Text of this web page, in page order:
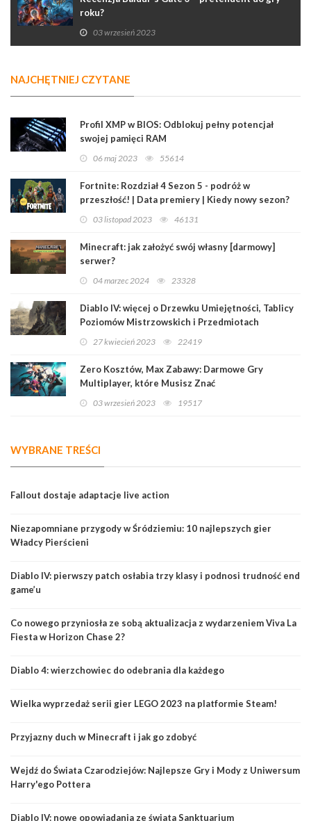
roku?
03 wrzesień 2023
NAJCHĘTNIEJ CZYTANE
Profil XMP w BIOS: Odblokuj pełny potencjał
swojej pamięci RAM
06 maj 2023 55614
Fortnite: Rozdział 4 Sezon 5 - podróż w
przeszłość! | Data premiery | Kiedy nowy sezon?
03 listopad 2023 46131
Minecraft: jak założyć swój własny [darmowy]
serwer?
04 marzec 2024 23328
Diablo IV: więcej o Drzewku Umiejętności, Tablicy
Poziomów Mistrzowskich i Przedmiotach
Legendarnych
27 kwiecień 2023 22419
Zero Kosztów, Max Zabawy: Darmowe Gry
Multiplayer, które Musisz Znać
03 wrzesień 2023 19517
WYBRANE TREŚCI
Fallout dostaje adaptacje live action
Niezapomniane przygody w Śródziemiu: 10 najlepszych gier
Władcy Pierścieni
Diablo IV: pierwszy patch osłabia trzy klasy i podnosi trudność end
game’u
Co nowego przyniosła ze sobą aktualizacja z wydarzeniem Viva La
Fiesta w Horizon Chase 2?
Diablo 4: wierzchowiec do odebrania dla każdego
Wielka wyprzedaż serii gier LEGO 2023 na platformie Steam!
Przyjazny duch w Minecraft i jak go zdobyć
Wejdź do Świata Czarodziejów: Najlepsze Gry i Mody z Uniwersum
Harry'ego Pottera
Diablo IV: nowe opowiadania ze świata Sanktuarium